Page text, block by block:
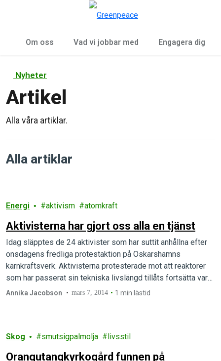
Om oss Vad vi jobbar med Engagera dig
Nyheter
Artikel
Alla våra artiklar.
Alla artiklar
Energi aktivism atomkraft
Aktivisterna har gjort oss alla en tjänst
Idag släpptes de 24 aktivister som har suttit anhållna efter
onsdagens fredliga protestaktion på Oskarshamns
kärnkraftsverk. Aktivisterna protesterade mot att reaktorer
som har passerat sin tekniska livslängd tillåts fortsätta vara
i drift trots de dramatiskt förhöjda säkerhetsrisker det
Annika Jacobson mars 7, 2014 1 min lästid
Skog smutsigpalmolja livsstil
Orangutangkyrkogård funnen på